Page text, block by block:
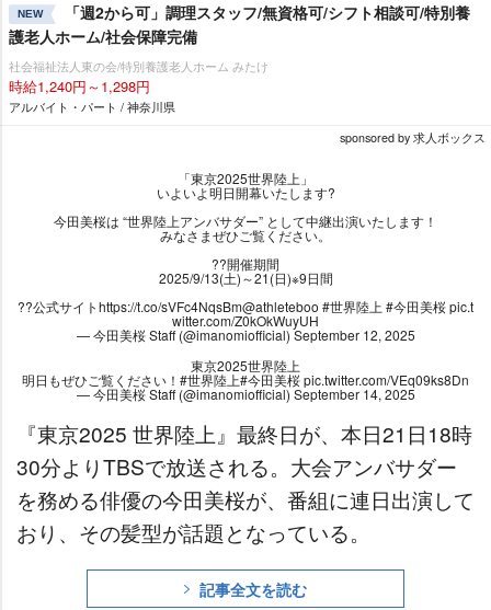
NEW
「週2から可」調理スタッフ/無資格可/シフト相談可/特別養
護老人ホーム/社会保障完備
社会福祉法人東の会/特別養護老人ホーム みたけ
時給1,240円～1,298円
アルバイト・パート / 神奈川県
sponsored by 求人ボックス
「東京2025世界陸上」
いよいよ明日開幕いたします?
今田美桜は “世界陸上アンバサダー” として中継出演いたします！
みなさまぜひご覧ください。
??開催期間
2025/9/13(土)～21(日)※9日間
??公式サイトhttps://t.co/sVFc4NqsBm@athleteboo #世界陸上 #今田美桜pic.t
witter.com/Z0kOkWuyUH
— 今田美桜 Staff (@imanomiofficial)September 12, 2025
東京2025世界陸上
明日もぜひご覧ください！ #世界陸上#今田美桜pic.twitter.com/VEq09ks8Dn
— 今田美桜 Staff (@imanomiofficial)September 14, 2025
『東京2025 世界陸上』最終日が、本日21日18時
30分よりTBSで放送される。大会アンバサダー
を務める俳優の今田美桜が、番組に連日出演して
おり、その髪型が話題となっている。
記事全文を読む